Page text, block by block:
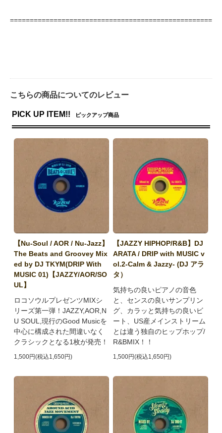
===================================================
こちらの商品についてのレビュー
PICK UP ITEM!! ピックアップ商品
【Nu-Soul / AOR / Nu-Jazz】
The Beats and Groovey Mix
ed by DJ TKYM(DRIP With
MUSIC 01)【JAZZY/AOR/SO
UL】
ロコソウルプレゼンツMIXシ
リーズ第一弾！JAZZY,AOR,N
U SOUL,現行のGood Musicを
中心に構成された間違いなく
クラシックとなる1枚が発売！
1,500円(税込1,650円)
【JAZZY HIPHOP/R&B】DJ
ARATA / DRIP with MUSIC v
ol.2-Calm & Jazzy- (DJ アラ
タ）
気持ちの良いピアノの音色
と、センスの良いサンプリン
グ、カラッと気持ちの良いビ
ート、US産メインストリーム
とは違う独自のヒップホップ/
R&BMIX！！
1,500円(税込1,650円)